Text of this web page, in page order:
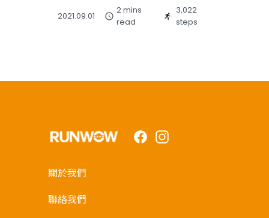
2021.09.01
2 mins
read
3,022
steps
FacebookInstagram
關於我們
聯絡我們